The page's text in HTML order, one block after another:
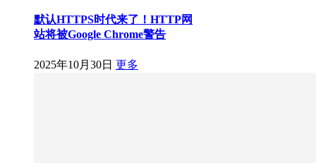
默认HTTPS时代来了！HTTP网
站将被Google Chrome警告
2025年10月30日 更多